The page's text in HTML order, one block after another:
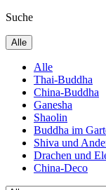
Suche
Alle
Alle
Thai-Buddha
China-Buddha
Ganesha
Shaolin
Buddha im
Shiva und
Drachen und
China-Deco